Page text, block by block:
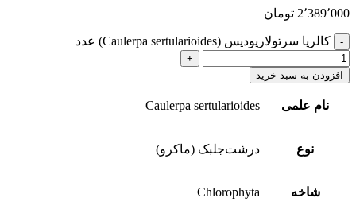
2٬389٬000 تومان
کالرپا سرتولاریودیس (Caulerpa sertularioides) عدد
افزودن به سبد خرید
نام علمی Caulerpa sertularioides
نوع درشت‌جلبک (ماکرو)
شاخه Chlorophyta